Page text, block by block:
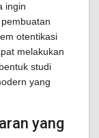
ingin
otentikasi
melakukan
studi
yang
yang